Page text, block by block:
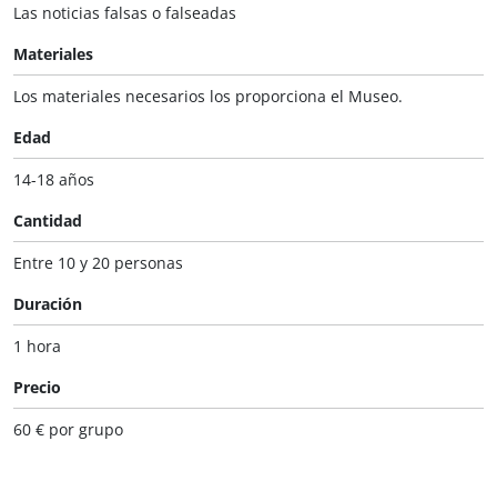
Las noticias falsas o falseadas
Materiales
Los materiales necesarios los proporciona el Museo.
Edad
14-18 años
Cantidad
Entre 10 y 20 personas
Duración
1 hora
Precio
60 € por grupo